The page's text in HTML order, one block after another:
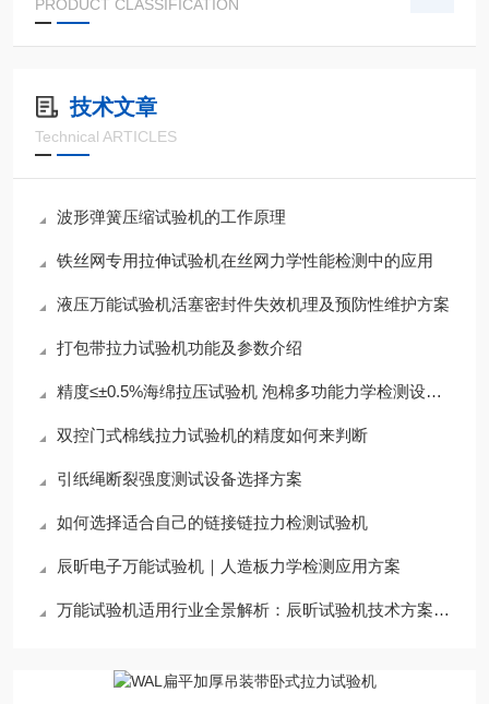
PRODUCT CLASSIFICATION
技术文章
Technical ARTICLES
波形弹簧压缩试验机的工作原理
铁丝网专用拉伸试验机在丝网力学性能检测中的应用
液压万能试验机活塞密封件失效机理及预防性维护方案
打包带拉力试验机功能及参数介绍
精度≤±0.5%海绵拉压试验机 泡棉多功能力学检测设备参数一览
双控门式棉线拉力试验机的精度如何来判断
引纸绳断裂强度测试设备选择方案
如何选择适合自己的链接链拉力检测试验机
辰昕电子万能试验机｜人造板力学检测应用方案
万能试验机适用行业全景解析：辰昕试验机技术方案适配领域深度指南